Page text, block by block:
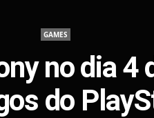
GAMES
no dia 4
do